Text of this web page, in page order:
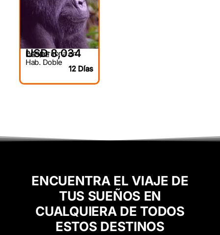
DESDE
USD 8,034
Por persona en
Hab. Doble
12 Días
ENCUENTRA EL VIAJE DE
TUS SUEÑOS EN
CUALQUIERA DE TODOS
ESTOS DESTINOS